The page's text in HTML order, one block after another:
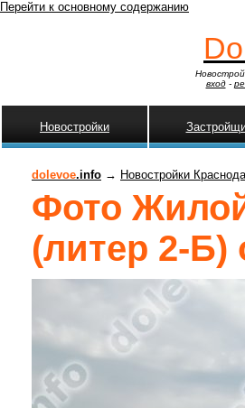
Перейти к основному содержанию
вход-
Новостройки
dolevoe.info → Новостройки
Фото
(литер 2-Б)